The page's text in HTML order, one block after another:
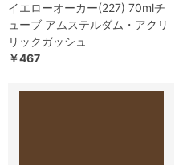
イエローオーカー(227) 70mlチ
ューブ アムステルダム・アクリ
リックガッシュ
￥467